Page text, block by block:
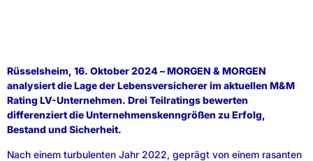
Rüsselsheim, 16. Oktober 2024 – MORGEN & MORGEN
analysiert die Lage der Lebensversicherer im aktuellen M&M
Rating LV-Unternehmen. Drei Teilratings bewerten
differenziert die Unternehmenskenngrößen zu Erfolg,
Bestand und Sicherheit.
Nach einem turbulenten Jahr 2022, geprägt von einem rasanten